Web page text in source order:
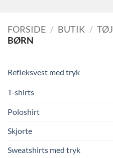
FORSIDE / BUTIK / TØJ
BØRN
Refleksvest med tryk
T-shirts
Poloshirt
Skjorte
Sweatshirts med tryk